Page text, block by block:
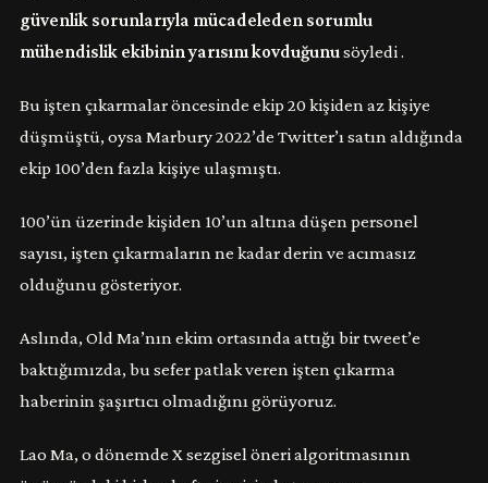
güvenlik sorunlarıyla mücadeleden sorumlu
mühendislik ekibinin yarısını kovduğunusöyledi .
Bu işten çıkarmalar öncesinde ekip 20 kişiden az kişiye
düşmüştü, oysa Marbury 2022’de Twitter’ı satın aldığında
ekip 100’den fazla kişiye ulaşmıştı.
100’ün üzerinde kişiden 10’un altına düşen personel
sayısı, işten çıkarmaların ne kadar derin ve acımasız
olduğunu gösteriyor.
Aslında, Old Ma’nın ekim ortasında attığı bir tweet’e
baktığımızda, bu sefer patlak veren işten çıkarma
haberinin şaşırtıcı olmadığını görüyoruz.
Lao Ma, o dönemde X sezgisel öneri algoritmasının